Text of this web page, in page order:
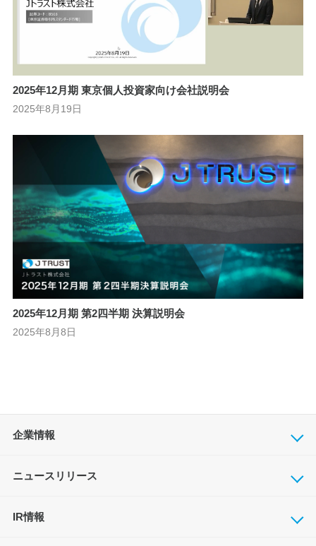
2025年12月期 東京個人投資家向け会社説明会
2025年8月19日
2025年12月期 第2四半期 決算説明会
2025年8月8日
企業情報
ニュースリリース
IR情報